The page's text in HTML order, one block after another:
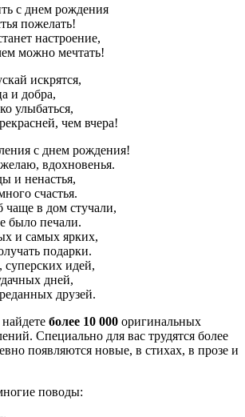
с днем рождения
пожелать!
настроение,
можно мечтать!
искрятся,
и добра,
улыбаться,
чем вчера!
с днем рождения!
вдохновенья.
и ненастья,
счастья.
чаще в дом стучали,
было печали.
и самых ярких,
подарки.
идей,
дней,
друзей.
более 10 000 оригинальных
Специально для вас трудятся более
появляются новые, в стихах, в прозе и
поводы: